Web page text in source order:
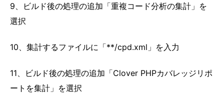
9、ビルド後の処理の追加「重複コード分析の集計」を
選択
10、集計するファイルに「**/cpd.xml」を入力
11、ビルド後の処理の追加「Clover PHPカバレッジリポ
ートを集計」を選択